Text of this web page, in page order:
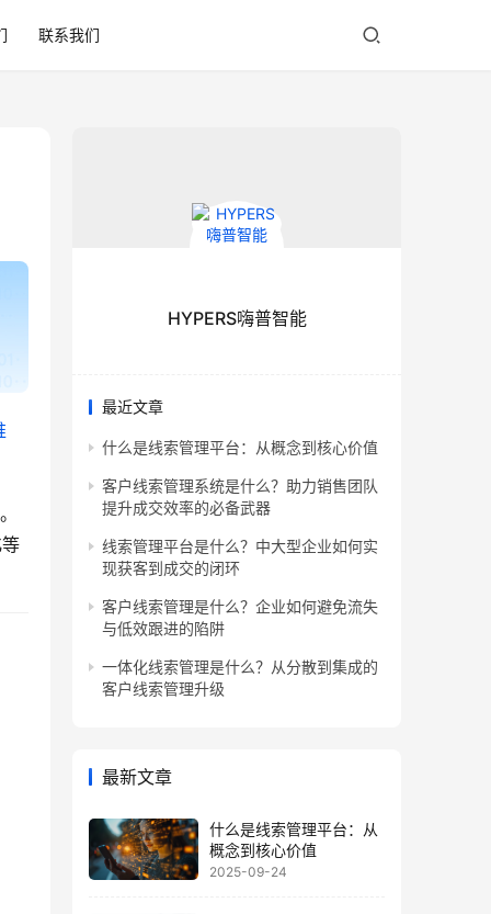
联系我们
HYPERS嗨普智能
最近文章
什么是线索管理平台：从概念到核心价值
客户线索管理系统是什么？助力销售团队
提升成交效率的必备武器
线索管理平台是什么？中大型企业如何实
现获客到成交的闭环
客户线索管理是什么？企业如何避免流失
与低效跟进的陷阱
一体化线索管理是什么？从分散到集成的
客户线索管理升级
最新文章
什么是线索管理平台：从
概念到核心价值
2025-09-24